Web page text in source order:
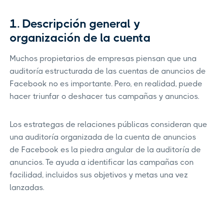
1. Descripción general y
organización de la cuenta
Muchos propietarios de empresas piensan que una
auditoría estructurada de las cuentas de anuncios de
Facebook no es importante. Pero, en realidad, puede
hacer triunfar o deshacer tus campañas y anuncios.
Los estrategas de relaciones públicas consideran que
una auditoría organizada de la cuenta de anuncios
de Facebook es la piedra angular de la auditoría de
anuncios. Te ayuda a identificar las campañas con
facilidad, incluidos sus objetivos y metas una vez
lanzadas.